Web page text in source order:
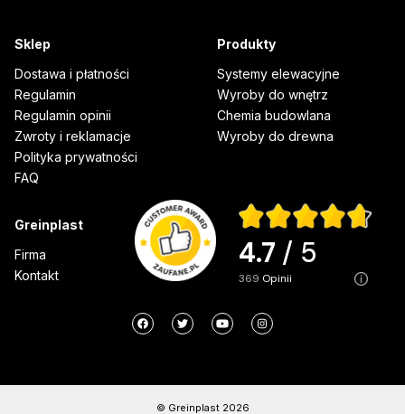
Sklep
Dostawa i płatności
Regulamin
Regulamin opinii
Zwroty i reklamacje
Polityka prywatności
FAQ
Produkty
Systemy elewacyjne
Wyroby do wnętrz
Chemia budowlana
Wyroby do drewna
Greinplast
Firma
Kontakt
4.7 / 5
369 opinii
© Greinplast 2026